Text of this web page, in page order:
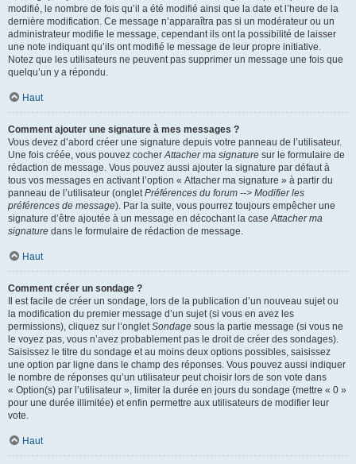
modifié, le nombre de fois qu’il a été modifié ainsi que la date et l’heure de la
dernière modification. Ce message n’apparaîtra pas si un modérateur ou un
administrateur modifie le message, cependant ils ont la possibilité de laisser
une note indiquant qu’ils ont modifié le message de leur propre initiative.
Notez que les utilisateurs ne peuvent pas supprimer un message une fois que
quelqu’un y a répondu.
Haut
Comment ajouter une signature à mes messages ?
Vous devez d’abord créer une signature depuis votre panneau de l’utilisateur.
Une fois créée, vous pouvez cocherAttacher ma signature sur le formulaire de
rédaction de message. Vous pouvez aussi ajouter la signature par défaut à
tous vos messages en activant l’option « Attacher ma signature » à partir du
panneau de l’utilisateur (ongletPréférences du forum --> Modifier les
préférences de message). Par la suite, vous pourrez toujours empêcher une
signature d’être ajoutée à un message en décochant la caseAttacher ma
signature dans le formulaire de rédaction de message.
Haut
Comment créer un sondage ?
Il est facile de créer un sondage, lors de la publication d’un nouveau sujet ou
la modification du premier message d’un sujet (si vous en avez les
permissions), cliquez sur l’ongletSondage sous la partie message (si vous ne
le voyez pas, vous n’avez probablement pas le droit de créer des sondages).
Saisissez le titre du sondage et au moins deux options possibles, saisissez
une option par ligne dans le champ des réponses. Vous pouvez aussi indiquer
le nombre de réponses qu’un utilisateur peut choisir lors de son vote dans
« Option(s) par l’utilisateur », limiter la durée en jours du sondage (mettre « 0 »
pour une durée illimitée) et enfin permettre aux utilisateurs de modifier leur
vote.
Haut